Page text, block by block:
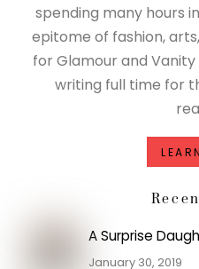
spending many hours
epitome of fashion,
for Glamour and
writing full time for
A Surprise
January 30, 2019